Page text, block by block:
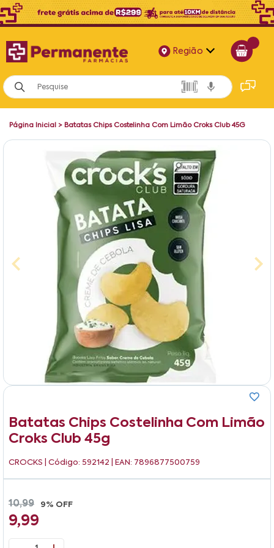
Região
Alagoas
Bahia
Pernambuco
Página Inicial > Batatas Chips Costelinha Com Limão Croks Club 45G
Batatas Chips Costelinha Com Limão
Croks Club 45g
CROCKS | Código: 592142 | EAN: 7896877500759
10,99 9% OFF
9,99